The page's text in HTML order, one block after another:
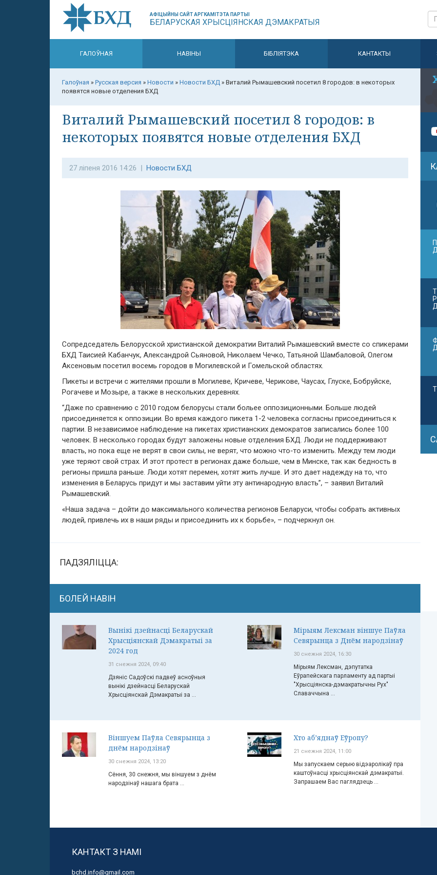
АФІЦЫЙНЫ САЙТ АРГКАМІТЭТА ПАРТЫІ
БЕЛАРУСКАЯ ХРЫСЦІЯНСКАЯ ДЭМАКРАТЫЯ
ГАЛОЎНАЯ НАВІНЫ БІБЛІЯТЭКА КАНТАКТЫ
Галоўная » Русская версия » Новости » Новости БХД » Виталий Рымашевский посетил 8 городов: в некоторых
появятся новые отделения БХД
Виталий Рымашевский посетил 8 городов: в
некоторых появятся новые отделения БХД
27 ліпеня 2016 14:26 | Новости БХД
Сопредседатель Белорусской христианской демократии Виталий Рымашевский вместе со спикерами
БХД Таисией Кабанчук, Александрой Сьяновой, Николаем Чечко, Татьяной Шамбаловой, Олегом
Аксеновым посетил восемь городов в Могилевской и Гомельской областях.
Пикеты и встречи с жителями прошли в Могилеве, Кричеве, Черикове, Чаусах, Глуске, Бобруйске,
Рогачеве и Мозыре, а также в нескольких деревнях.
“Даже по сравнению с 2010 годом белорусы стали больее оппозиционными. Больше людей
присоединяется к оппозиции. Во время каждого пикета 1-2 человека согласны присоединиться к
партии. В независимое наблюдение на пикетах христианских демократов записались более 100
человек. В несколько городах будут заложены новые отделения БХД. Люди не поддерживают
власть, но пока еще не верят в свои силы, не верят, что можно что-то изменить. Между тем люди
уже теряют свой страх. И этот протест в регионах даже больше, чем в Минске, так как бедность в
регионы пришла раньше. Люди хотят перемен, хотят жить лучше. И это дает надежду на то, что
изменения в Беларусь придут и мы заставим уйти эту антинародную власть”, – заявил Виталий
Рымашевский.
«Наша задача – дойти до максимального количества регионов Беларуси, чтобы собрать активных
людей, привлечь их в наши ряды и присоединить их к борьбе», – подчеркнул он.
ПАДЗЯЛІЦЦА:
БОЛЕЙ НАВІН
Вынікі дзейнасці Беларускай
Хрысціянскай Дэмакратыі за
2024 год
31 снежня 2024, 09:40
Дзяніс Садоўскі падвеў асноўныя
вынікі дзейнасці Беларускай
Хрысціянскай Дэмакратыі за ...
Мірыям Лексман віншуе Паўла
Севярынца з Днём народзінаў
30 снежня 2024, 16:30
Мірыям Лексман, дэпутатка
Еўрапейскага парламенту ад партыі
"Хрысціянска-дэмакратычны Рух"
Славаччына ...
Віншуем Паўла Севярынца з
днём народзінаў
30 снежня 2024, 13:20
Сёння, 30 снежня, мы віншуем з днём
народзінаў нашага брата ...
Хто аб’яднаў Еўропу?
21 снежня 2024, 11:00
Мы запускаем серыю відэаролікаў пра
каштоўнасці хрысціянскай дэмакратыі.
Запрашаем Вас паглядзець ...
КАНТАКТ З НАМІ
bchd.info@gmail.com